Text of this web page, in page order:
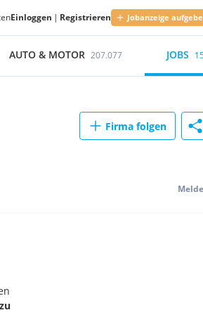
Einloggen | Registrieren Jobanzeige
AUTO & MOTOR 207.077 JOBS
Firma folgen